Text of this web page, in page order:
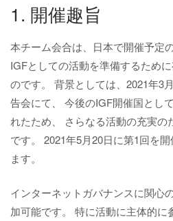
1. 開催趣旨
本チーム会合は、日本で開催予定
IGFとしての活動を準備するため
のです。 背景としては、2021年3
告会にて、 今後のIGF開催国とし
れたため、 さらなる活動の充実
です。 2021年5月20日に第1回を
ます。
インターネットガバナンスに関心
加可能です。 特に活動に主体的に